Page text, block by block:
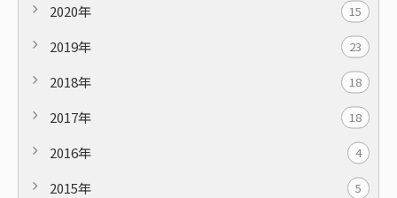
2020年 15
2019年 23
2018年 18
2017年 18
2016年 4
2015年 5